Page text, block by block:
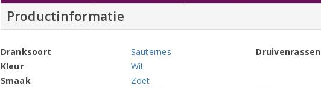
Productinformatie
Dranksoort
Sauternes
Kleur
Wit
Smaak
Zoet
Druivenrassen